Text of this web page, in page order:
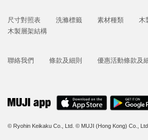
尺寸對照表 洗滌標籤 素材種類
木
木製層架結構
聯絡我們 條款及細則 優惠活動條款及
© Ryohin Keikaku Co., Ltd. © MUJI (Hong Kong) Co., Ltd.